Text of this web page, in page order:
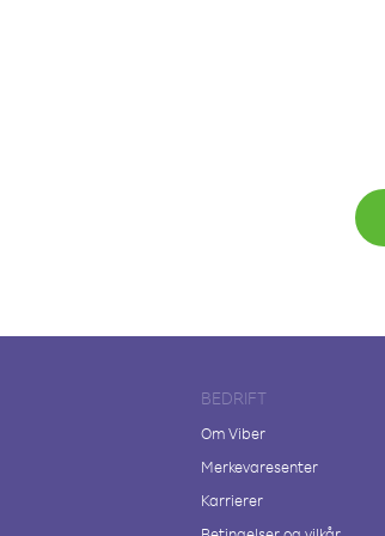
BEDRIFT
Om Viber
Merkevaresenter
Karrierer